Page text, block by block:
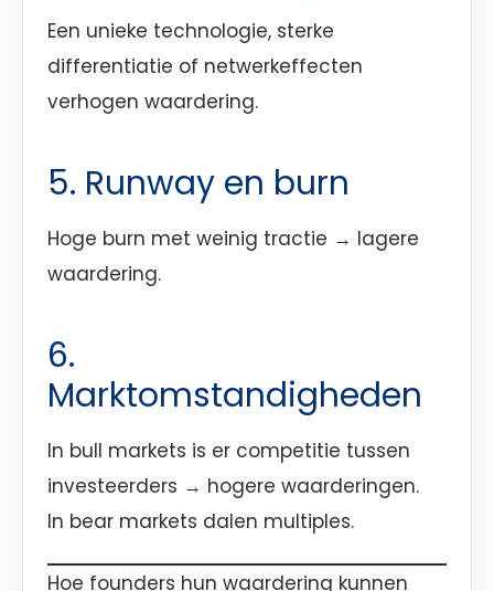
Een unieke technologie, sterke
differentiatie of netwerkeffecten
verhogen waardering.
5. Runway en burn
Hoge burn met weinig tractie → lagere
waardering.
6.
Marktomstandigheden
In bull markets is er competitie tussen
investeerders → hogere waarderingen.
In bear markets dalen multiples.
Hoe founders hun waardering kunnen